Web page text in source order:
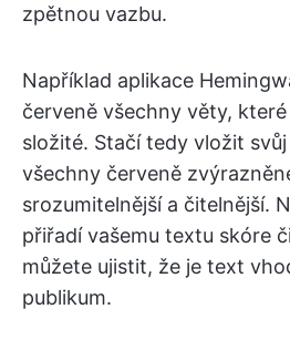
zpětnou vazbu.
Například aplikace
červeně všechny věty,
složité. Stačí tedy vložit
všechny červeně
srozumitelnější a čitelnější.
přiřadí vašemu textu skóre
můžete ujistit, že je text
publikum.